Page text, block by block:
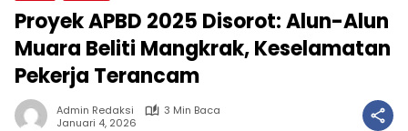
Proyek APBD 2025 Disorot: Alun-Alun
Muara Beliti Mangkrak, Keselamatan
Pekerja Terancam
Admin Redaksi
3 Min Baca
Januari 4, 2026